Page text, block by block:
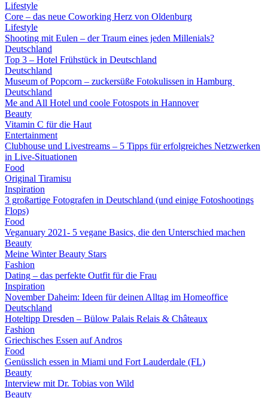
Lifestyle
Core – das neue Coworking Herz von Oldenburg
Lifestyle
Shooting mit Eulen – der Traum eines jeden Millenials?
Deutschland
Top 3 – Hotel Frühstück in Deutschland
Deutschland
Museum of Popcorn – zuckersüße Fotokulissen in Hamburg
Deutschland
Me and All Hotel und coole Fotospots in Hannover
Beauty
Vitamin C für die Haut
Entertainment
Clubhouse und Livestreams – 5 Tipps für erfolgreiches Netzwerken
in Live-Situationen
Food
Original Tiramisu
Inspiration
3 großartige Fotografen in Deutschland (und einige Fotoshootings
Flops)
Food
Veganuary 2021- 5 vegane Basics, die den Unterschied machen
Beauty
Meine Winter Beauty Stars
Fashion
Dating – das perfekte Outfit für die Frau
Inspiration
November Daheim: Ideen für deinen Alltag im Homeoffice
Deutschland
Hoteltipp Dresden – Bülow Palais Relais & Châteaux
Fashion
Griechisches Essen auf Andros
Food
Genüsslich essen in Miami und Fort Lauderdale (FL)
Beauty
Interview mit Dr. Tobias von Wild
Beauty